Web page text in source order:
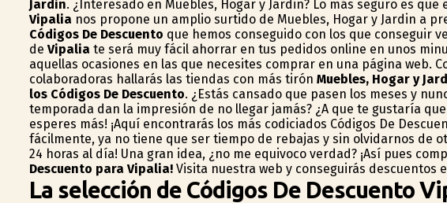
Jardin. ¿Interesado en Muebles, Hogar y Jardin? Lo más seguro es
Vipalia nos propone un amplio surtido de Muebles, Hogar y Jardin a
Códigos De Descuento que hemos conseguido con los que conseguir
de Vipalia te será muy fácil ahorrar en tus pedidos online en unos
aquellas ocasiones en las que necesites comprar en una página web.
colaboradoras hallarás las tiendas con más tirón Muebles, Hogar y
los Códigos De Descuento. ¿Estás cansado que pasen los meses y
temporada dan la impresión de no llegar jamás? ¿A que te gustaría
esperes más! ¡Aquí encontrarás los más codiciados Códigos De
fácilmente, ya no tiene que ser tiempo de rebajas y sin olvidarnos de
24 horas al día! Una gran idea, ¿no me equivoco verdad? ¡Así pues
Descuento para Vipalia!Visita nuestra web y conseguirás descuentos
La selección de Códigos De Descuento